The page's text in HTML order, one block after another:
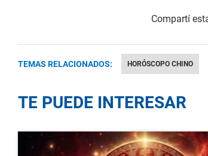
TEMAS RELACIONADOS: HORÓSCOPO CHINO
TE PUEDE INTERESAR